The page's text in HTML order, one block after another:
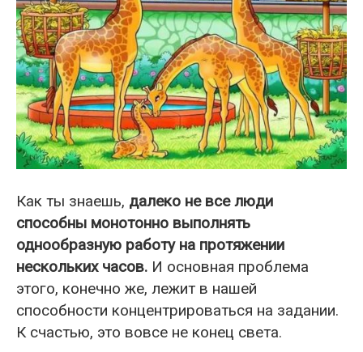
Как ты знаешь, далеко не все люди
способны монотонно выполнять
однообразную работу на протяжении
нескольких часов. И основная проблема
этого, конечно же, лежит в нашей
способности концентрироваться на задании.
К счастью, это вовсе не конец света.